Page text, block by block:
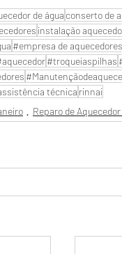
de água conserto de
instalação
#empresa de aquecedores
#troqueiaspilhas
técnica rinnai
Reparo de Aquecedor